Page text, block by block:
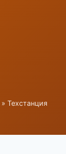
» Техстанция